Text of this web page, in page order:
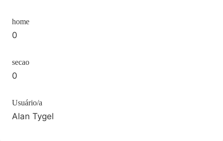
home
0
secao
0
Usuário/a
Alan Tygel